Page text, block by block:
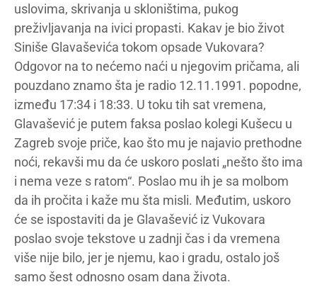
uslovima, skrivanja u skloništima, pukog
preživljavanja na ivici propasti. Kakav je bio život
Siniše Glavaševića tokom opsade Vukovara?
Odgovor na to nećemo naći u njegovim pričama, ali
pouzdano znamo šta je radio 12.11.1991. popodne,
između 17:34 i 18:33. U toku tih sat vremena,
Glavašević je putem faksa poslao kolegi Kušecu u
Zagreb svoje priče, kao što mu je najavio prethodne
noći, rekavši mu da će uskoro poslati „nešto što ima
i nema veze s ratom“. Poslao mu ih je sa molbom
da ih pročita i kaže mu šta misli. Međutim, uskoro
će se ispostaviti da je Glavašević iz Vukovara
poslao svoje tekstove u zadnji čas i da vremena
više nije bilo, jer je njemu, kao i gradu, ostalo još
samo šest odnosno osam dana života.